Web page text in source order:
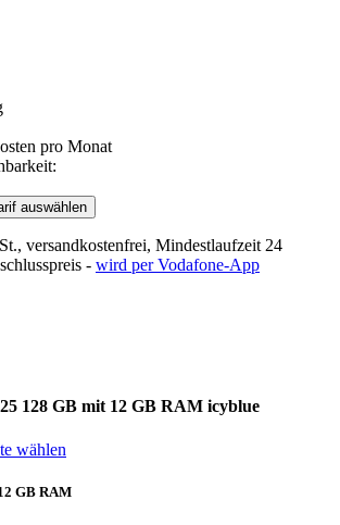
pro Monat
auswählen
versandkostenfrei, Mindestlaufzeit 24
- wird per Vodafone-App
128 GB mit 12 GB RAM icyblue
wählen
GB RAM